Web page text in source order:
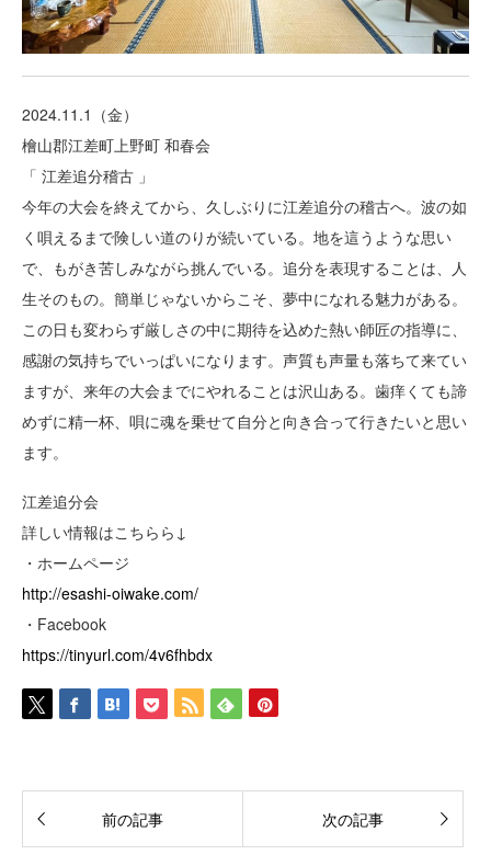
2024.11.1（金）
檜山郡江差町上野町 和春会
「 江差追分稽古 」
今年の大会を終えてから、久しぶりに江差追分の稽古へ。波の如
く唄えるまで険しい道のりが続いている。地を這うような思い
で、もがき苦しみながら挑んでいる。追分を表現することは、人
生そのもの。簡単じゃないからこそ、夢中になれる魅力がある。
この日も変わらず厳しさの中に期待を込めた熱い師匠の指導に、
感謝の気持ちでいっぱいになります。声質も声量も落ちて来てい
ますが、来年の大会までにやれることは沢山ある。歯痒くても諦
めずに精一杯、唄に魂を乗せて自分と向き合って行きたいと思い
ます。
江差追分会
詳しい情報はこちらら↓
・ホームページ
http://esashi-oiwake.com/
・Facebook
https://tinyurl.com/4v6fhbdx
前の記事 次の記事